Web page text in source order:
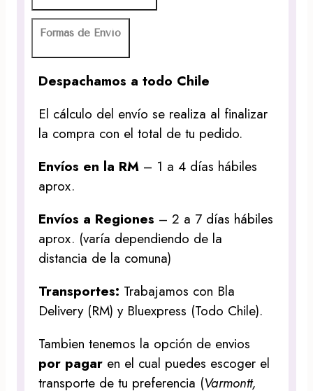
Formas de Envío
Despachamos a todo Chile
El cálculo del envío se realiza al finalizar
la compra con el total de tu pedido.
Envíos en la RM – 1 a 4 días hábiles
aprox.
Envíos a Regiones – 2 a 7 días hábiles
aprox. (varía dependiendo de la
distancia de la comuna)
Transportes: Trabajamos con Bla
Delivery (RM) y Bluexpress (Todo Chile).
Tambien tenemos la opción de envios
por pagar en el cual puedes escoger el
transporte de tu preferencia (Varmontt,